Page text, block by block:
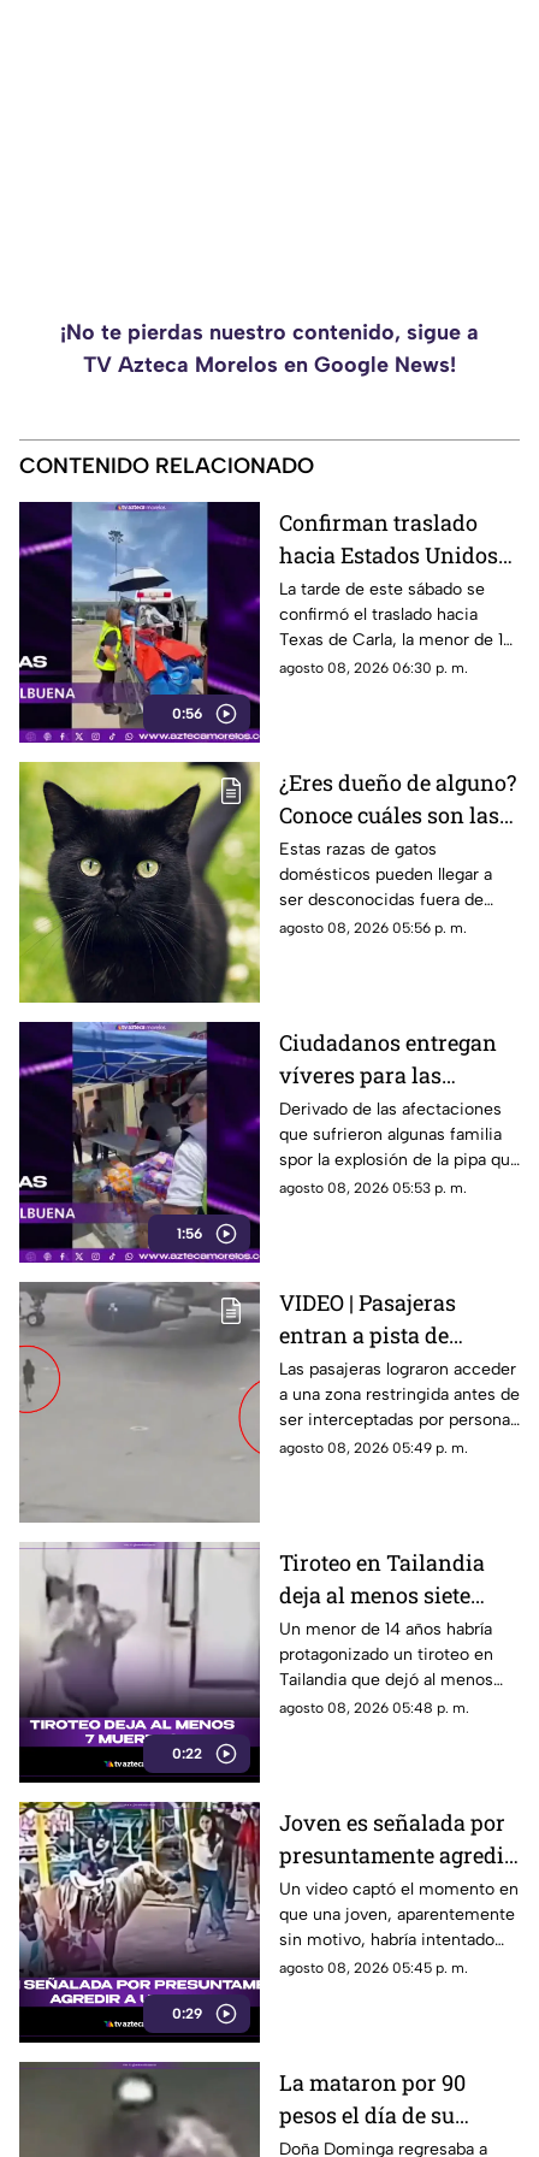
¡No te pierdas nuestro contenido, sigue a
TV Azteca Morelos en Google News!
CONTENIDO RELACIONADO
0:56
Confirman traslado
hacia Estados Unidos
de menor que sufrió
quemadura en la
explosión de gas LP en
Cuernavaca
La tarde de este sábado se
confirmó el traslado hacia
Texas de Carla, la menor de 15
años que resultó gravemente
agosto 08, 2026 06:30 p. m.
¿Eres dueño de alguno?
Conoce cuáles son las
cinco razas más raras
de gatos domésticos en
todo el mundo
Estas razas de gatos
domésticos pueden llegar a
ser desconocidas fuera de
círculos especializados, y
agosto 08, 2026 05:56 p. m.
1:56
Ciudadanos entregan
víveres para las
familias afectadas por
la explosión de pipa en
Cuernavaca
Derivado de las afectaciones
que sufrieron algunas familia
spor la explosión de la pipa que
transportaba gas LP,
agosto 08, 2026 05:53 p. m.
VIDEO | Pasajeras
entran a pista de
aeropuerto tras perder
su vuelo; autoridades
logran detenerlas
Las pasajeras lograron acceder
a una zona restringida antes de
ser interceptadas por personal
del aeropuerto.
agosto 08, 2026 05:49 p. m.
0:22
Tiroteo en Tailandia
deja al menos siete
muertos
Un menor de 14 años habría
protagonizado un tiroteo en
Tailandia que dejó al menos
siete personas muertas, entre
agosto 08, 2026 05:48 p. m.
0:29
Joven es señalada por
presuntamente agredir
a un pony en feria de
Pueblo Mágico
Un video captó el momento en
que una joven, aparentemente
sin motivo, habría intentado
agredir a un pequeño pony.
agosto 08, 2026 05:45 p. m.
La mataron por 90
pesos el día de su
cumpleaños; Este es el
Doña Dominga regresaba a